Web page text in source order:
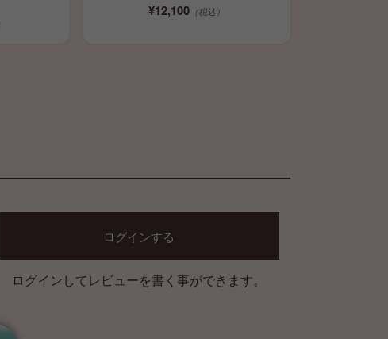
¥12,100 （税込）
ログインする
ログインしてレビューを書く事ができます。